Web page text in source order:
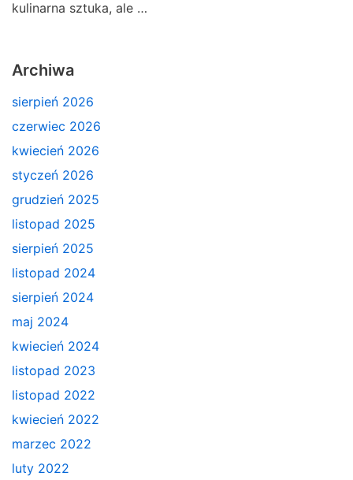
kulinarna sztuka, ale …
Archiwa
sierpień 2026
czerwiec 2026
kwiecień 2026
styczeń 2026
grudzień 2025
listopad 2025
sierpień 2025
listopad 2024
sierpień 2024
maj 2024
kwiecień 2024
listopad 2023
listopad 2022
kwiecień 2022
marzec 2022
luty 2022